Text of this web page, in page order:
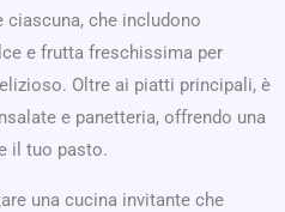
che includono
e frutta freschissima per
Oltre ai piatti principali, è
e panetteria, offrendo una
il tuo pasto.
una cucina invitante che